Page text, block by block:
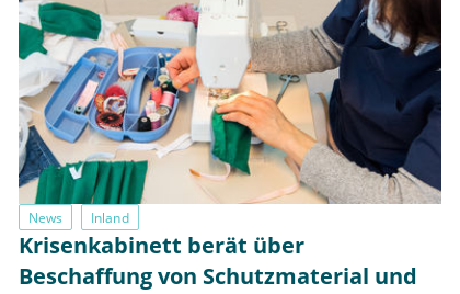
News Inland
Krisenkabinett berät über
Beschaffung von Schutzmaterial und